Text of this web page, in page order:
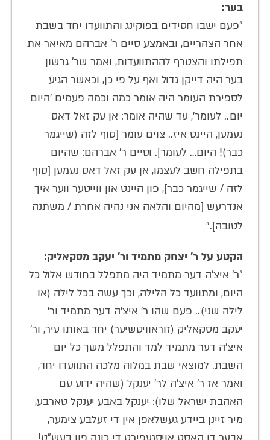
בער:
"פעם ישבו חסידים בפוקינג והתוועדו יחד בשבת
אחר הצהריים, ובאמצע סיים ר' אברהם מאיאר את
תפילתו והצטרף לההתוועדות, ואמר שר' גרשון
בער היה דייקן גדול ואף על פי כן, וכאשר הגיע
לספירת העומר היה אומר כמה וכמה פעמים 'היום
יום.. לעומר', עד שהיה אומר: אן עק זאל דאס
נעמען, היינט איז.. צוים עומר [סוף לזה (שייגמר
כבר)! היום… לעומר]. וסיים ר' אברהם: שהיום
בתפילה חשב לעצמו, אן עק זאל דאס נעמען [סוף
לזה / שייגמר כבר], פון היינט און ווייטער ווער איך
אנדרעש [מהיום והלאה אני נהיה אחרת / משתנה
לטובה]."
הקטע על ר' יצחק מתמיד ור' יעקב מסקאליק:
"ר' איצ'ה דער מתמיד היה מתפלל בחודש אלול כל
היום, ומתוועד כל הלילה, וכך עשה בכל לילה (או
לילה שני).. פעם שהו ר' איצ'ה דער מתמיד ור'
יעקב מסקאליק (זוראוויטשיער) יחד באותו עיר, ור'
איצ'ה דער מתמיד למד והתפלל משך כל יום
השבת. למוצאי שבת במלוה מלכה התוועדו יחד,
ואמר אז ר' איצ'ה לר' יענקל (שהיה ידוע עם
האהבת ישראל שלו): יענקל באבע יענקל טארבע,
מיר זיינן ביידע געשלאפן אין די זעלבע צימער,